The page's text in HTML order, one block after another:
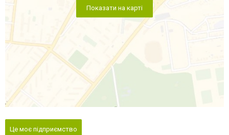
Показати на карті
Це моє підприємство